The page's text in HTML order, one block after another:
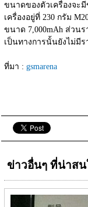
ขนาดของตัวเครื่องจะมี
เครื่องอยู่ที่ 230 กรัม
ขนาด 7,000mAh ส่วน
เป็นทางการนั้นยังไม่มี
ที่มา : gsmarena
ข่าวอื่นๆ ที่น่าสน